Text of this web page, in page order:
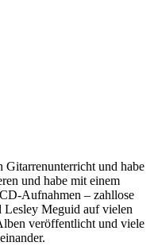
und habe
und habe mit einem
Aufnahmen – zahllose
Lesley Meguid auf vielen
veröffentlicht und viele